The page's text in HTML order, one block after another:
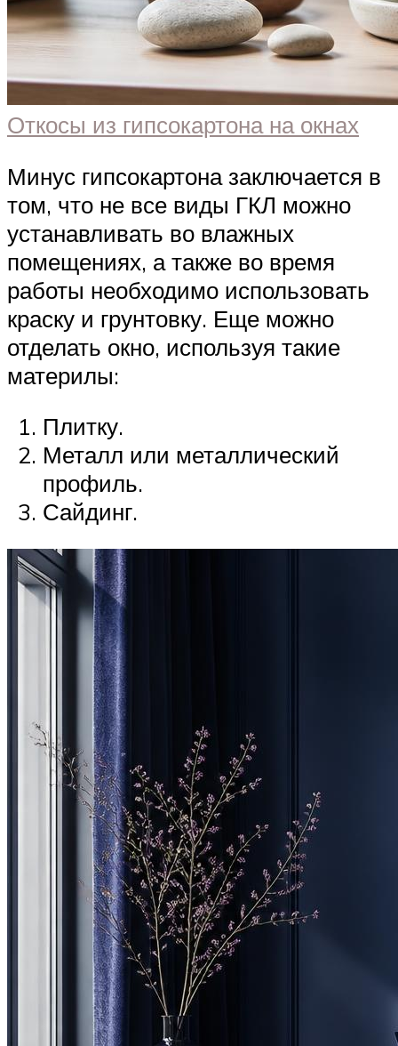
Откосы из гипсокартона на окнах
Минус гипсокартона заключается в
том, что не все виды ГКЛ можно
устанавливать во влажных
помещениях, а также во время
работы необходимо использовать
краску и грунтовку. Еще можно
отделать окно, используя такие
материлы:
Плитку.
Металл или металлический
профиль.
Сайдинг.